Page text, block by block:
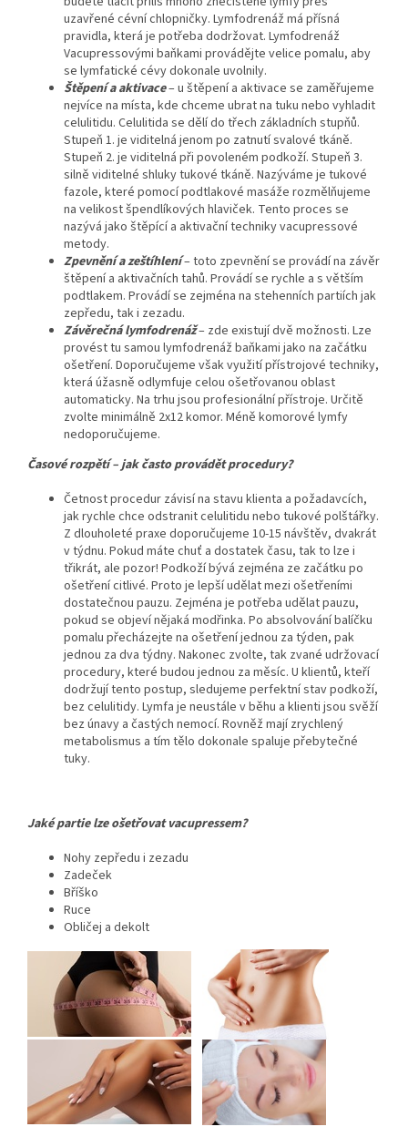
uzavřené cévní chlopničky. Lymfodrenáž má přísná
pravidla, která je potřeba dodržovat. Lymfodrenáž
Vacupressovými baňkami provádějte velice pomalu, aby
se lymfatické cévy dokonale uvolnily.
Štěpení a aktivace– u štěpení a aktivace se zaměřujeme
nejvíce na místa, kde chceme ubrat na tuku nebo vyhladit
celulitidu. Celulitida se dělí do třech základních stupňů.
Stupeň 1. je viditelná jenom po zatnutí svalové tkáně.
Stupeň 2. je viditelná při povoleném podkoží. Stupeň 3.
silně viditelné shluky tukové tkáně. Nazýváme je tukové
fazole, které pomocí podtlakové masáže rozmělňujeme
na velikost špendlíkových hlaviček. Tento proces se
nazývá jako štěpící a aktivační techniky vacupressové
metody.
Zpevnění a zeštíhlení– toto zpevnění se provádí na závěr
štěpení a aktivačních tahů. Provádí se rychle a s větším
podtlakem. Provádí se zejména na stehenních partiích jak
zepředu, tak i zezadu.
Závěrečná lymfodrenáž– zde existují dvě možnosti. Lze
provést tu samou lymfodrenáž baňkami jako na začátku
ošetření. Doporučujeme však využití přístrojové techniky,
která úžasně odlymfuje celou ošetřovanou oblast
automaticky. Na trhu jsou profesionální přístroje. Určitě
zvolte minimálně 2x12 komor. Méně komorové lymfy
nedoporučujeme.
Časové rozpětí – jak často provádět procedury?
Četnost procedur závisí na stavu klienta a požadavcích,
jak rychle chce odstranit celulitidu nebo tukové polštářky.
Z dlouholeté praxe doporučujeme 10-15 návštěv, dvakrát
v týdnu. Pokud máte chuť a dostatek času, tak to lze i
třikrát, ale pozor! Podkoží bývá zejména ze začátku po
ošetření citlivé. Proto je lepší udělat mezi ošetřeními
dostatečnou pauzu. Zejména je potřeba udělat pauzu,
pokud se objeví nějaká modřinka. Po absolvování balíčku
pomalu přecházejte na ošetření jednou za týden, pak
jednou za dva týdny. Nakonec zvolte, tak zvané udržovací
procedury, které budou jednou za měsíc. U klientů, kteří
dodržují tento postup, sledujeme perfektní stav podkoží,
bez celulitidy. Lymfa je neustále v běhu a klienti jsou svěží
bez únavy a častých nemocí. Rovněž mají zrychlený
metabolismus a tím tělo dokonale spaluje přebytečné
tuky.
Jaké partie lze ošetřovat vacupressem?
Nohy zepředu i zezadu
Zadeček
Bříško
Ruce
Obličej a dekolt